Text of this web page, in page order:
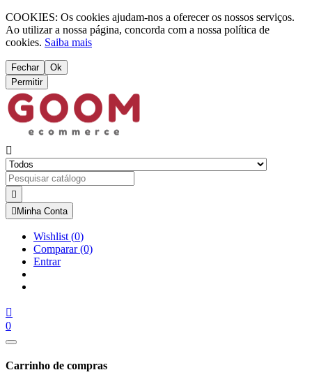
COOKIES: Os cookies ajudam-nos a oferecer os nossos serviços.
Ao utilizar a nossa página, concorda com a nossa política de
cookies. Saiba mais
Fechar
Ok
Permitir


 Minha Conta
Wishlist (0)
Comparar(0)
Entrar

0
Carrinho de compras